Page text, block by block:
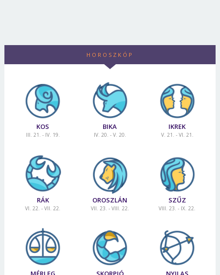
HOROSZKÓP
KOS
III. 21. - IV. 19.
BIKA
IV. 20. - V. 20.
IKREK
V. 21. - VI. 21.
RÁK
VI. 22. - VII. 22.
OROSZLÁN
VII. 23. - VIII. 22.
SZŰZ
VIII. 23. - IX. 22.